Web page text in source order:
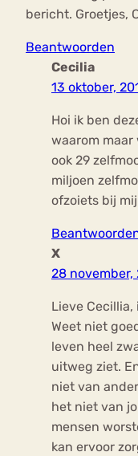
bericht. Groetjes,
Beantwoorden
Cecilia
13 oktober,
Hoi ik ben
waarom
ook 29
miljoen
ofzoiets bij mij
X
28 november,
Lieve
Weet niet
leven heel
uitweg ziet.
niet van
het niet van
mensen
kan ervoor